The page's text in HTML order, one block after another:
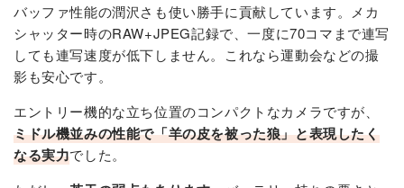
バッファ性能の潤沢さも使い勝手に貢献しています。メカ
シャッター時のRAW+JPEG記録で、一度に70コマまで連写
しても連写速度が低下しません。これなら運動会などの撮
影も安心です。
エントリー機的な立ち位置のコンパクトなカメラですが、
ミドル機並みの性能で「羊の皮を被った狼」と表現したく
なる実力でした。